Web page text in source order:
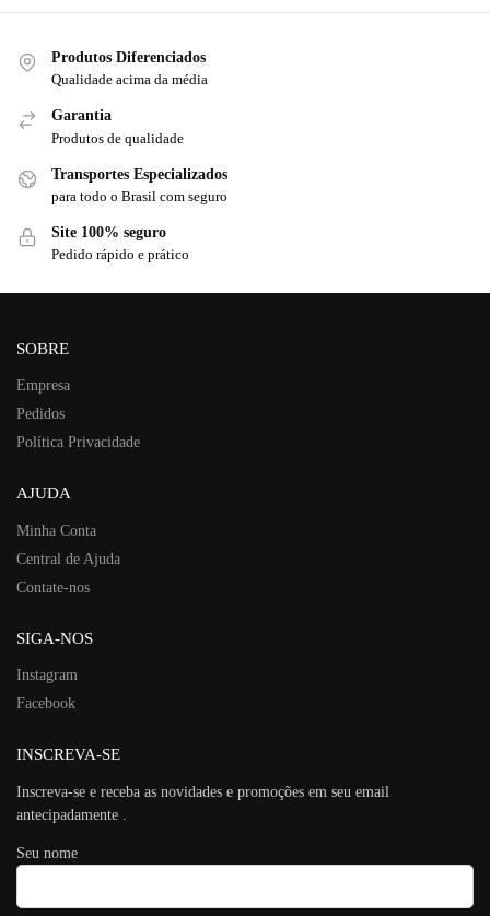
Produtos Diferenciados
Qualidade acima da média
Garantia
Produtos de qualidade
Transportes Especializados
para todo o Brasil com seguro
Site 100% seguro
Pedido rápido e prático
SOBRE
Empresa
Pedidos
Política Privacidade
AJUDA
Minha Conta
Central de Ajuda
Contate-nos
SIGA-NOS
Instagram
Facebook
INSCREVA-SE
Inscreva-se e receba as novidades e promoções em seu email
antecipadamente .
Seu nome